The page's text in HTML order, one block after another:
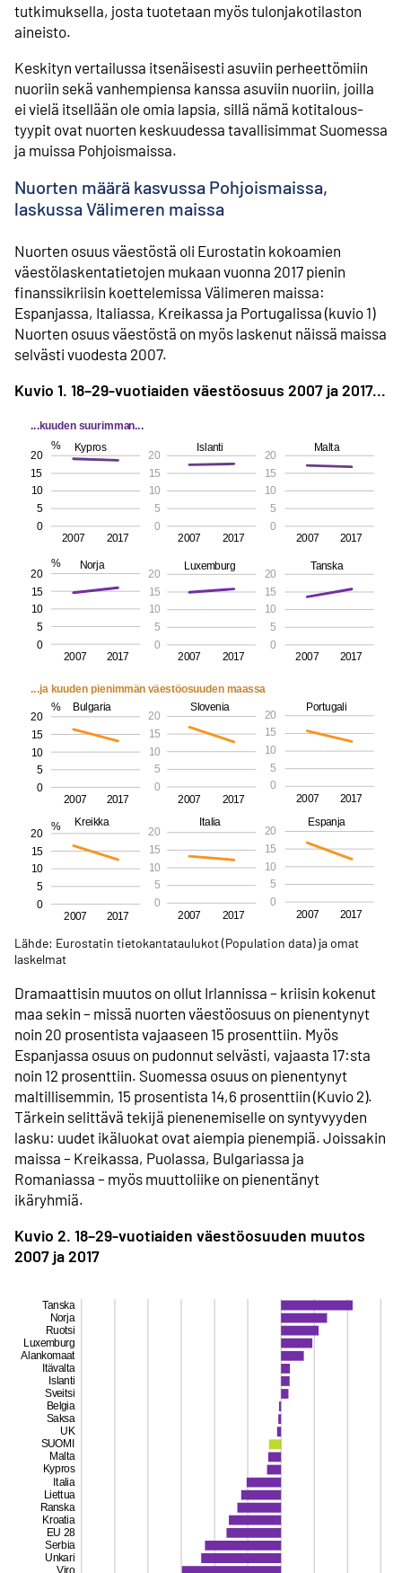
tutkimuksella, josta tuotetaan myös tulonjako­tilaston
aineisto.
Keskityn vertailussa itsenäisesti asuviin perheettömiin
nuoriin sekä vanhempiensa kanssa asuviin nuoriin, joilla
ei vielä itsellään ole omia lapsia, sillä nämä kotitalous­
tyypit ovat nuorten keskuudessa tavallisimmat Suomessa
ja muissa Pohjois­maissa.
Nuorten määrä kasvussa Pohjois­maissa,
laskussa Väli­meren maissa
Nuorten osuus väestöstä oli Eurostatin kokoamien
väestölaskenta­tietojen mukaan vuonna 2017 pienin
finanssi­kriisin koettelemissa Väli­meren maissa:
Espanjassa, Italiassa, Kreikassa ja Portugalissa (kuvio 1)
Nuorten osuus väestöstä on myös laskenut näissä maissa
selvästi vuodesta 2007.
Kuvio 1. 18–29-vuotiaiden väestö­osuus 2007 ja 2017...
Lähde: Eurostatin tietokanta­taulukot (Population data) ja omat
laskelmat
Dramaattisin muutos on ollut Irlannissa – kriisin kokenut
maa sekin – missä nuorten väestö­osuus on pienentynyt
noin 20 prosentista vajaaseen 15 prosenttiin. Myös
Espanjassa osuus on pudonnut selvästi, vajaasta 17:sta
noin 12 prosenttiin. Suomessa osuus on pienentynyt
maltillisemmin, 15 prosentista 14,6 prosenttiin (Kuvio 2).
Tärkein selittävä tekijä pienenemiselle on syntyvyyden
lasku: uudet ikäluokat ovat aiempia pienempiä. Joissakin
maissa – Kreikassa, Puolassa, Bulgariassa ja
Romaniassa – myös muuttoliike on pienentänyt
ikäryhmiä.
Kuvio 2. 18–29-vuotiaiden väestö­osuuden muutos
2007 ja 2017